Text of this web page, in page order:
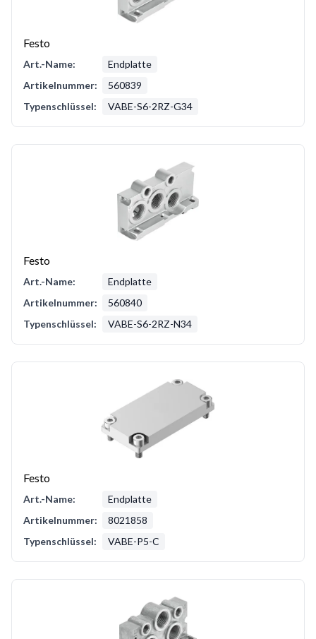
Festo
Art.-Name:
Endplatte
Artikelnummer:
560839
Typenschlüssel:
VABE-S6-2RZ-G34
Festo
Art.-Name:
Endplatte
Artikelnummer:
560840
Typenschlüssel:
VABE-S6-2RZ-N34
Festo
Art.-Name:
Endplatte
Artikelnummer:
8021858
Typenschlüssel:
VABE-P5-C